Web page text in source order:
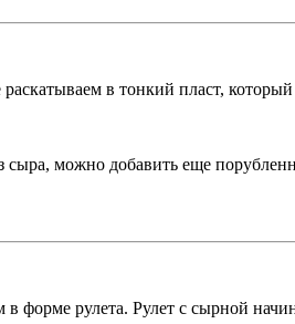
в тонкий пласт,
сыра, можно добавить еще
форме рулета. Рулет с сырной